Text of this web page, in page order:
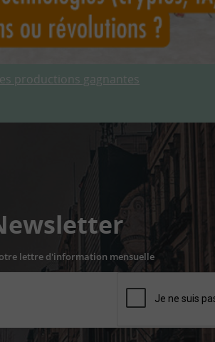
productions gagnantes
lettre d'information mensuelle